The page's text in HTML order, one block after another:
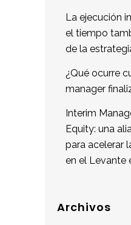
La ejecución
el tiempo
de la
¿Qué ocurre
manager
Interim
Equity: una
para acelerar
en el Levante
Archivos